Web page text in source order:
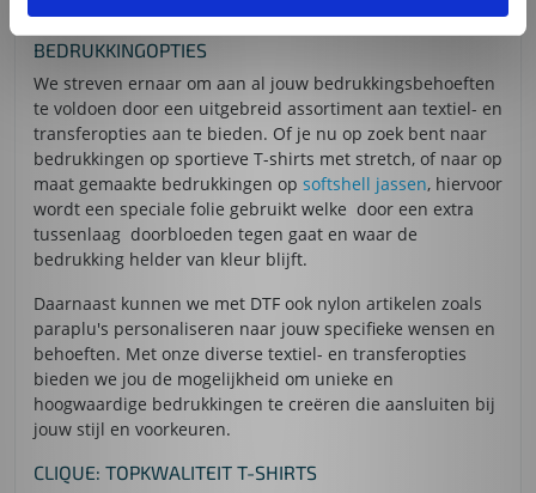
BEDRUKKINGOPTIES
We streven ernaar om aan al jouw bedrukkingsbehoeften
te voldoen door een uitgebreid assortiment aan textiel- en
transferopties aan te bieden. Of je nu op zoek bent naar
bedrukkingen op sportieve T-shirts met stretch, of naar op
maat gemaakte bedrukkingen op softshell jassen, hiervoor
wordt een speciale folie gebruikt welke door een extra
tussenlaag doorbloeden tegen gaat en waar de
bedrukking helder van kleur blijft.
Daarnaast kunnen we met DTF ook nylon artikelen zoals
paraplu's personaliseren naar jouw specifieke wensen en
behoeften. Met onze diverse textiel- en transferopties
bieden we jou de mogelijkheid om unieke en
hoogwaardige bedrukkingen te creëren die aansluiten bij
jouw stijl en voorkeuren.
CLIQUE: TOPKWALITEIT T-SHIRTS